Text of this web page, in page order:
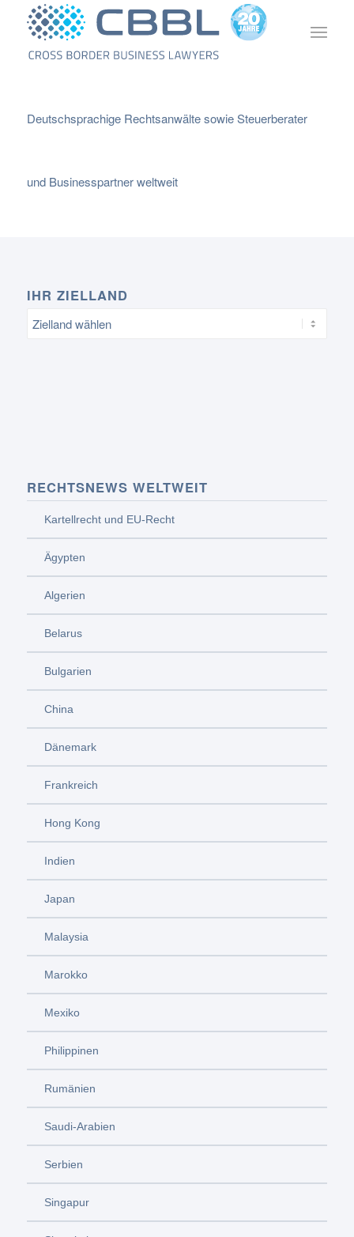
Deutschsprachige Rechtsanwälte sowie Steuerberater
und Businesspartner weltweit
IHR ZIELLAND
RECHTSNEWS WELTWEIT
Kartellrecht und EU-Recht
Ägypten
Algerien
Belarus
Bulgarien
China
Dänemark
Frankreich
Hong Kong
Indien
Japan
Malaysia
Marokko
Mexiko
Philippinen
Rumänien
Saudi-Arabien
Serbien
Singapur